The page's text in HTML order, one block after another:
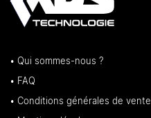
• Qui sommes-nous ?
• FAQ
• Conditions générales de vente